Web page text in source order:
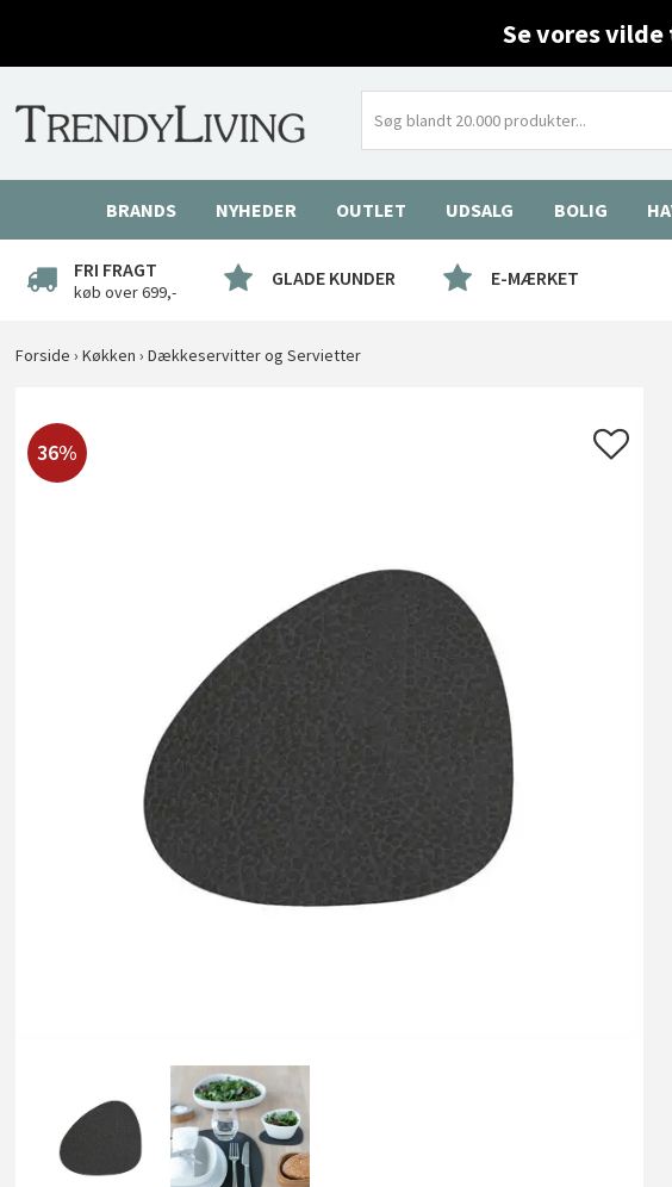
Se vores
BRANDS NYHEDER OUTLET UDSALG BOLIG
FRI FRAGT
køb over 699,-
GLADE KUNDER E-MÆRKET
Forside ›Køkken ›Dækkeservitter og Servietter
36%